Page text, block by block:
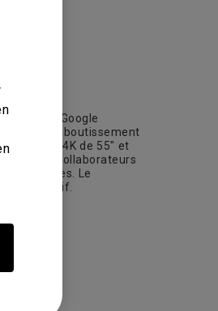
Gmail, Google
l’aboutissement
4K de 55" et
des collaborateurs
présentes. Le
exclusif.